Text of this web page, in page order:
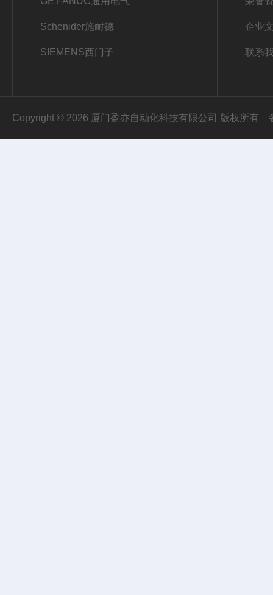
Schenider施耐德
SIEMENS西门子
企业
联系
Copyright © 2026 厦门盈亦自动化科技有限公司 版权所有